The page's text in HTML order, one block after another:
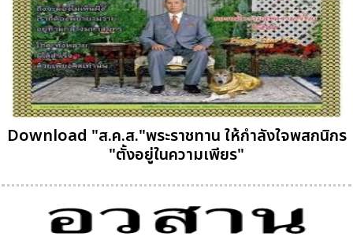
Download "ส.ค.ส."พระราชทาน ให้กำลังใจพสกนิกร
"ตั้งอยู่ในความเพียร"